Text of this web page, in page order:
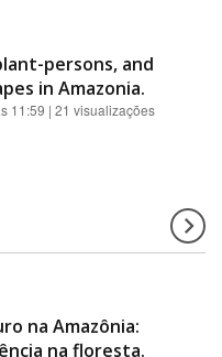
persons, and
in Amazonia.
11:59 | 21 visualizações
na Amazônia:
na floresta.